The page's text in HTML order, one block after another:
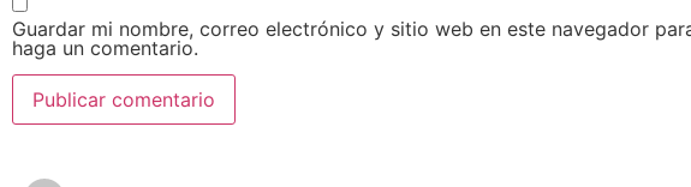
Guardar mi nombre, correo electrónico y sitio web en este navegador
haga un comentario.